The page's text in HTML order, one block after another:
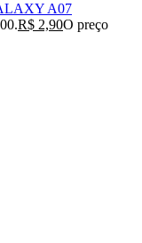
A07
R$ 2,90O preço